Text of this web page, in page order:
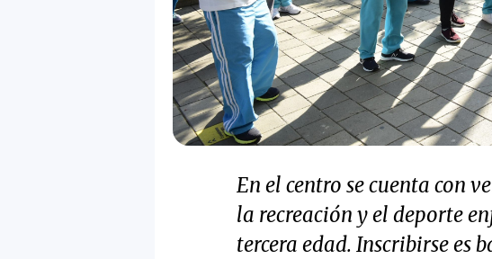
En el centro se cuenta con
la recreación y el deporte
tercera edad. Inscribirse es